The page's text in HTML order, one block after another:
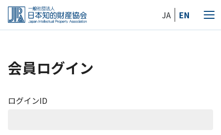
Skip
the
JA EN
メ
会員ログイン
ログインID